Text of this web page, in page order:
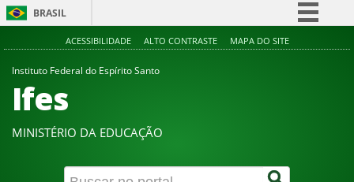
BRASIL
Simplifique!
Canais
ACESSIBILIDADE ALTO CONTRASTE MAPA DO SITE
Instituto Federal do Espírito Santo
Ifes
MINISTÉRIO DA EDUCAÇÃO